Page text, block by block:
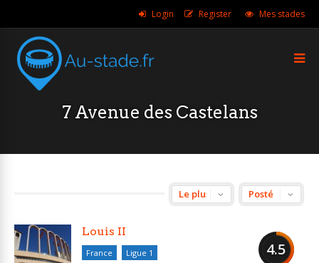
Login Register Mes stades
7 Avenue des Castelans
4.5
Louis II
France Ligue 1